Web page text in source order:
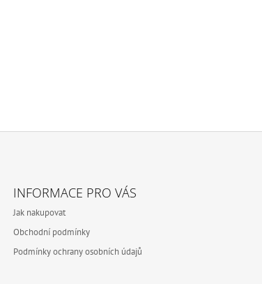
INFORMACE PRO VÁS
Jak nakupovat
Obchodní podmínky
Podmínky ochrany osobních údajů